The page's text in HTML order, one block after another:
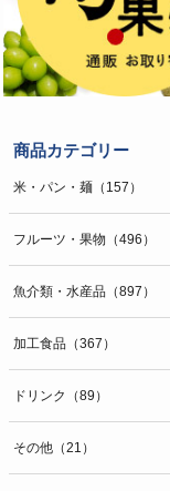
商品カテゴリー
米・パン・麺（157）
フルーツ・果物（496）
魚介類・水産品（897）
加工食品（367）
ドリンク（89）
その他（21）